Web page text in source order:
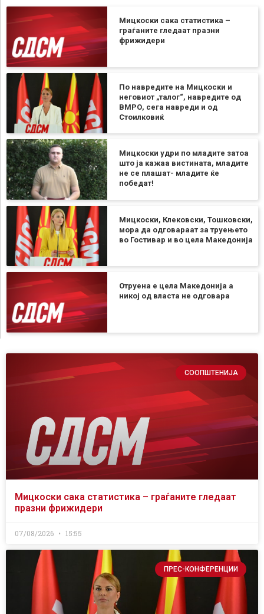
Мицкоски сака статистика –
граѓаните гледаат празни
фрижидери
По навредите на Мицкоски и
неговиот „талог“, навредите од
ВМРО, сега навреди и од
Стоилковиќ
Мицкоски удри по младите затоа
што ја кажаа вистината, младите
не се плашат- младите ќе
победат!
Мицкоски, Клековски, Тошковски,
мора да одговараат за труењето
во Гостивар и во цела Македонија
Отруена е цела Македонија а
никој од власта не одговара
СООПШТЕНИЈА
Мицкоски сака статистика – граѓаните гледаат
празни фрижидери
07/08/2026 15:55
ПРЕС-КОНФЕРЕНЦИИ